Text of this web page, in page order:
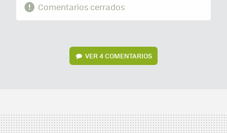
Comentarios cerrados
VER 4 COMENTARIOS